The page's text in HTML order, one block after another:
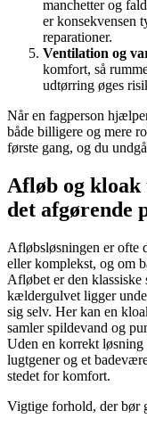
manchetter og
er konsekvensen
reparationer.
Ventilation og
komfort, så
udtørring øges
Når en fagperson
både billigere og mere
første gang, og du
Afløb og
det afgørende
Afløbsløsningen er ofte
eller komplekst, og om
Afløbet er den
kældergulvet ligger
sig selv. Her kan en
samler spildevand og
Uden en korrekt
lugtgener og et
stedet for komfort.
Vigtige forhold, der bør